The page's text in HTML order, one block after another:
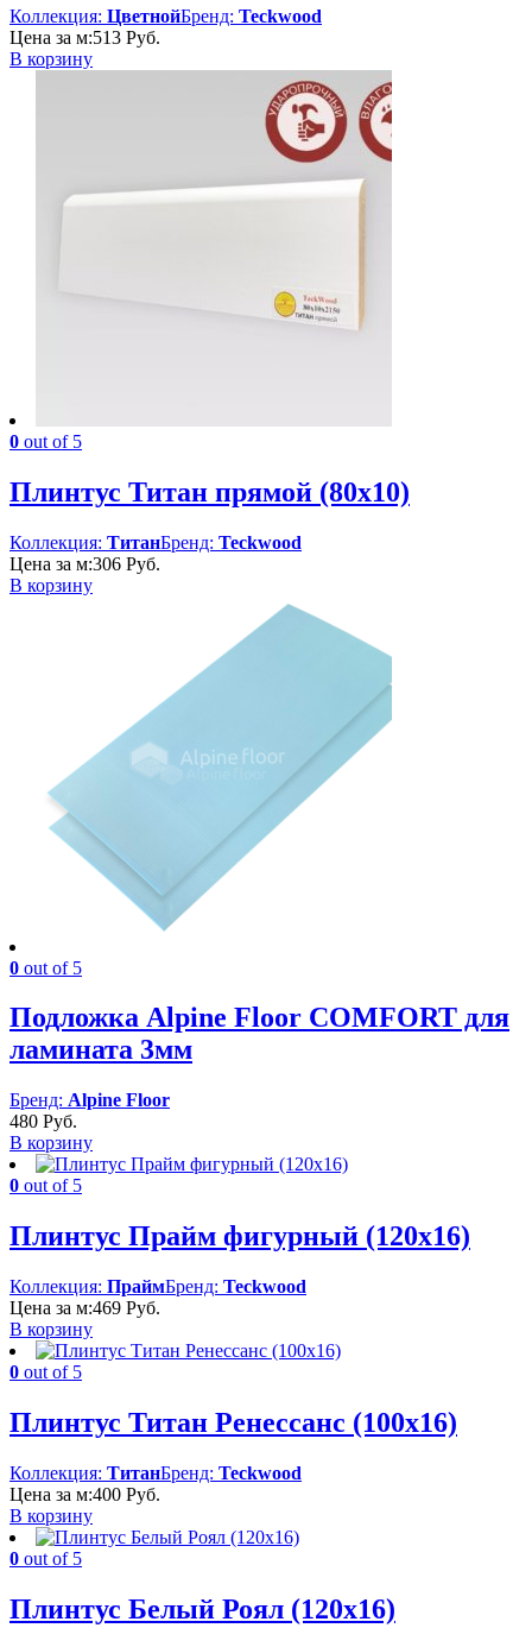
Коллекция: ЦветнойБренд: Teckwood
Цена за м:513 Руб.
В корзину
0 out of 5
Плинтус Титан прямой (80х10)
Коллекция: ТитанБренд: Teckwood
Цена за м:306 Руб.
В корзину
0 out of 5
Подложка Alpine Floor COMFORT для
ламината 3мм
Бренд: Alpine Floor
480 Руб.
В корзину
0 out of 5
Плинтус Прайм фигурный (120х16)
Коллекция: ПраймБренд: Teckwood
Цена за м:469 Руб.
В корзину
0 out of 5
Плинтус Титан Ренессанс (100х16)
Коллекция: ТитанБренд: Teckwood
Цена за м:400 Руб.
В корзину
0 out of 5
Плинтус Белый Роял (120х16)